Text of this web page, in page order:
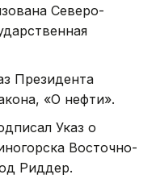
Северо-
Президента
«О нефти».
Указ о
Восточно-
Риддер.